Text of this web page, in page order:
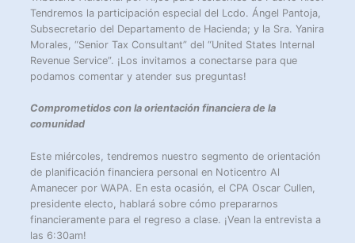
Tendremos la participación especial del Lcdo. Ángel Pantoja,
Subsecretario del Departamento de Hacienda; y la Sra. Yanira
Morales, “Senior Tax Consultant” del “United States Internal
Revenue Service”. ¡Los invitamos a conectarse para que
podamos comentar y atender sus preguntas!
Comprometidos con la orientación financiera de la
comunidad
Este miércoles, tendremos nuestro segmento de orientación
de planificación financiera personal en Noticentro Al
Amanecer por WAPA. En esta ocasión, el CPA Oscar Cullen,
presidente electo, hablará sobre cómo prepararnos
financieramente para el regreso a clase. ¡Vean la entrevista a
las 6:30am!